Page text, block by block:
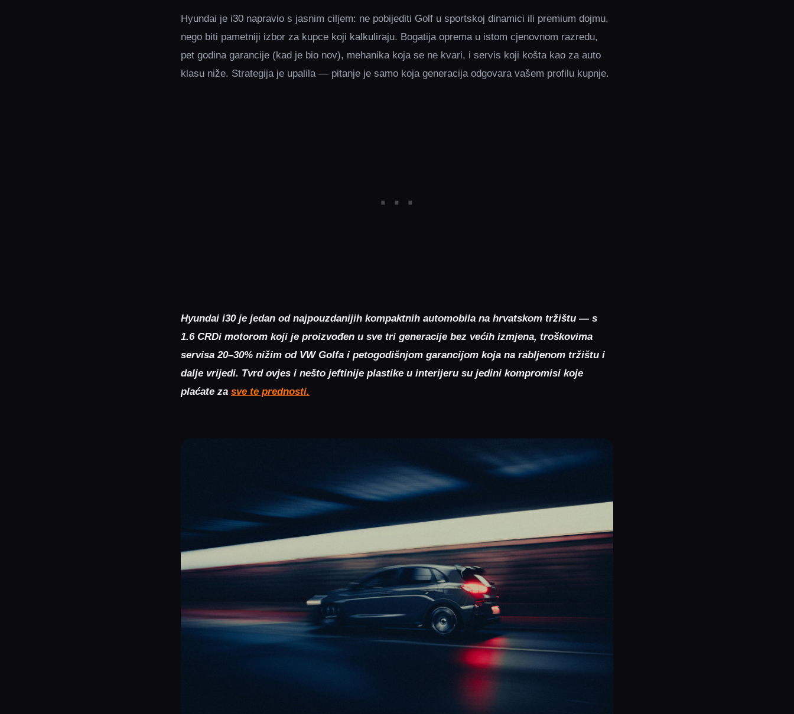
Hyundai je i30 napravio s jasnim ciljem: ne pobijediti Golf u sportskoj dinamici ili premium dojmu,
nego biti pametniji izbor za kupce koji kalkuliraju. Bogatija oprema u istom cjenovnom razredu,
pet godina garancije (kad je bio nov), mehanika koja se ne kvari, i servis koji košta kao za auto
klasu niže. Strategija je upalila — pitanje je samo koja generacija odgovara vašem profilu kupnje.
Hyundai i30 je jedan od najpouzdanijih kompaktnih automobila na hrvatskom tržištu — s
1.6 CRDi motorom koji je proizvođen u sve tri generacije bez većih izmjena, troškovima
servisa 20–30% nižim od VW Golfa i petogodišnjom garancijom koja na rabljenom tržištu i
dalje vrijedi. Tvrd ovjes i nešto jeftinije plastike u interijeru su jedini kompromisi koje
plaćate za sve te prednosti.